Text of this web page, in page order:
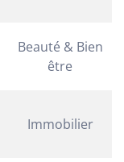
Beauté & Bien
être
Immobilier